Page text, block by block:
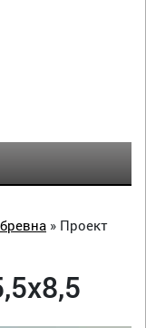
» Проект